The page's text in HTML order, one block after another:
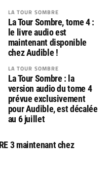
LA TOUR SOMBRE
La Tour Sombre, tome 4 :
le livre audio est
maintenant disponible
chez Audible !
LA TOUR SOMBRE
La Tour Sombre : la
version audio du tome 4
prévue exclusivement
pour Audible, est décalée
au 6 juillet
3 maintenant chez